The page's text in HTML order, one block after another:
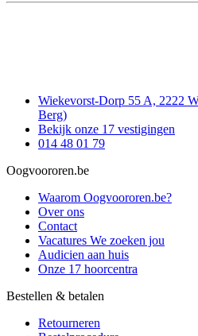
Wiekevorst-Dorp 55 A, 2222
Berg)
Bekijk onze 17 vestigingen
014 48 01 79
Oogvoororen.be
Waarom Oogvoororen.be?
Over ons
Contact
Vacatures We zoeken jou
Audicien aan huis
Onze 17 hoorcentra
Bestellen & betalen
Retourneren